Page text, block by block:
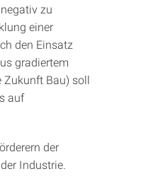
zu
einer
den Einsatz
gradiertem
Zukunft Bau) soll
auf
der
Industrie.